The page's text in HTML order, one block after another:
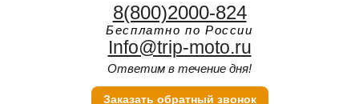
8(800)2000-824
Бесплатно по России
Info@trip-moto.ru
Ответим в течение дня!
Заказать обратный звонок